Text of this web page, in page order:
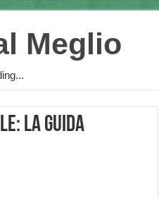
la guida